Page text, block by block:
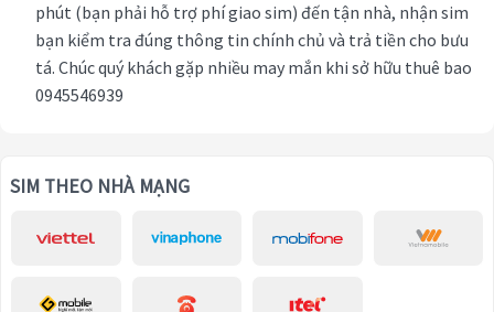
phút (bạn phải hỗ trợ phí giao sim) đến tận nhà, nhận sim
bạn kiểm tra đúng thông tin chính chủ và trả tiền cho bưu
tá. Chúc quý khách gặp nhiều may mắn khi sở hữu thuê bao
0945546939
SIM THEO NHÀ MẠNG